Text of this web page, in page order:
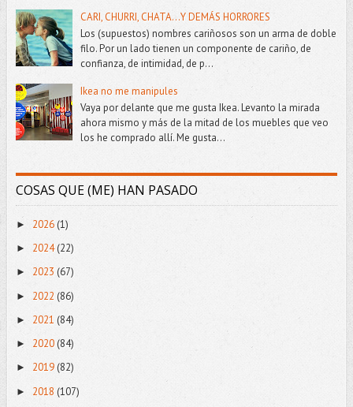
CARI, CHURRI, CHATA...Y DEMÁS HORRORES
Los (supuestos) nombres cariñosos son un arma de doble
filo. Por un lado tienen un componente de cariño, de
confianza, de intimidad, de p...
Ikea no me manipules
Vaya por delante que me gusta Ikea. Levanto la mirada
ahora mismo y más de la mitad de los muebles que veo
los he comprado allí. Me gusta...
COSAS QUE (ME) HAN PASADO
► 2026 (1)
► 2024(22)
► 2023 (67)
► 2022 (86)
► 2021 (84)
► 2020(84)
► 2019(82)
► 2018 (107)